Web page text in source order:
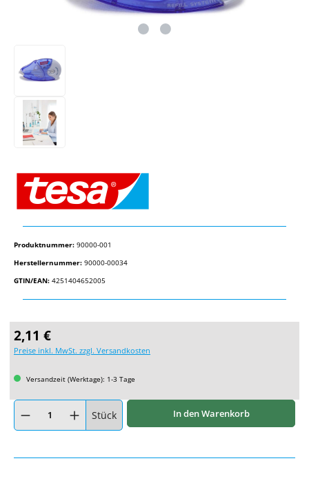
Produktnummer: 90000-001
Herstellernummer: 90000-00034
GTIN/EAN: 4251404652005
Regulärer Preis:
2,11 €
Preise inkl. MwSt. zzgl. Versandkosten
Versandzeit (Werktage): 1-3 Tage
Produkt Anzahl: Gib den gewünschten Wert ein oder benutze die Schaltflächen
Stück In den Warenkorb